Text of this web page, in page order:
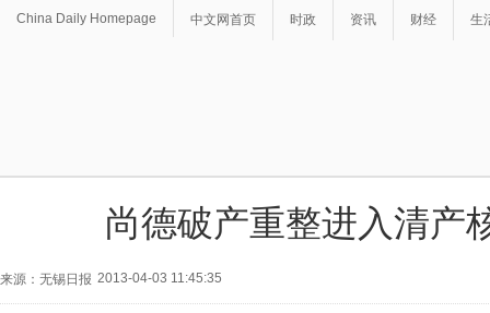
China Daily Homepage 中文网首页 时政 资讯 财经 生
尚德破产重整进入清产
来源：无锡日报 2013-04-03 11:45:35